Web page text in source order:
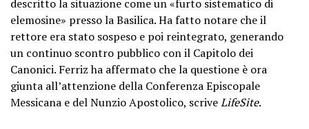
descritto la situazione come un «furto sistematico di
elemosine» presso la Basilica. Ha fatto notare che il
rettore era stato sospeso e poi reintegrato, generando
un continuo scontro pubblico con il Capitolo dei
Canonici. Ferriz ha affermato che la questione è ora
giunta all’attenzione della Conferenza Episcopale
Messicana e del Nunzio Apostolico, scriveLifeSite.